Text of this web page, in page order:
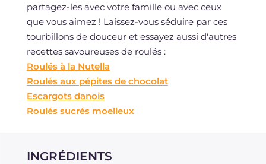
partagez-les avec votre famille ou avec ceux
que vous aimez ! Laissez-vous séduire par ces
tourbillons de douceur et essayez aussi d'autres
recettes savoureuses de roulés :
Roulés à la Nutella
Roulés aux pépites de chocolat
Escargots danois
Roulés sucrés moelleux
INGRÉDIENTS